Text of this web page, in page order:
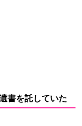
書を託していた